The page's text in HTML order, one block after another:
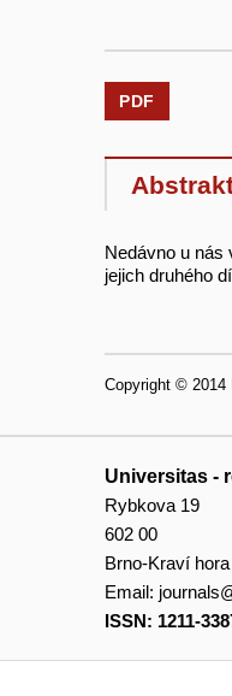
PDF
Nedávno u nás
jejich druhého
Copyright © 2014
Universitas -
Rybkova 19
602 00
Brno-Kraví hora
Email:
ISSN: 1211-